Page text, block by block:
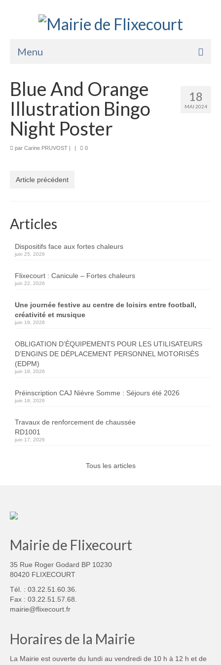
Menu
La Mairie
Vie Pratique
Services
Sports Loisirs et Culture
18
MAI 2024
Blue And Orange
Illustration Bingo
Night Poster
par Carine PRUVOST | | 0
Article précédent
Articles
Dispositifs face aux fortes chaleurs
juin 25, 2026
Flixecourt : Canicule – Fortes chaleurs
juin 22, 2026
Une journée festive au centre de loisirs entre football,
créativité et musique
juin 19, 2026
OBLIGATION D’ÉQUIPEMENTS POUR LES UTILISATEURS
D’ENGINS DE DÉPLACEMENT PERSONNEL MOTORISÉS
(EDPM)
juin 18, 2026
Préinscription CAJ Nièvre Somme : Séjours été 2026
juin 18, 2026
Travaux de renforcement de chaussée
RD1001
juin 17, 2026
Tous les articles
Mairie de Flixecourt
35 Rue Roger Godard BP 10230
80420 FLIXECOURT
Tél. : 03.22.51.60.36.
Fax : 03.22.51.57.68.
mairie@flixecourt.fr
Horaires de la Mairie
La Mairie est ouverte du lundi au vendredi de 10 h à 12 h et de